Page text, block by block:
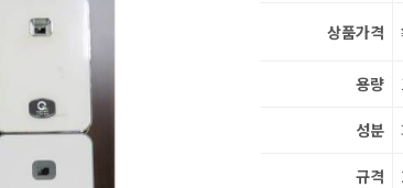
상품가격
용량
성분
규격